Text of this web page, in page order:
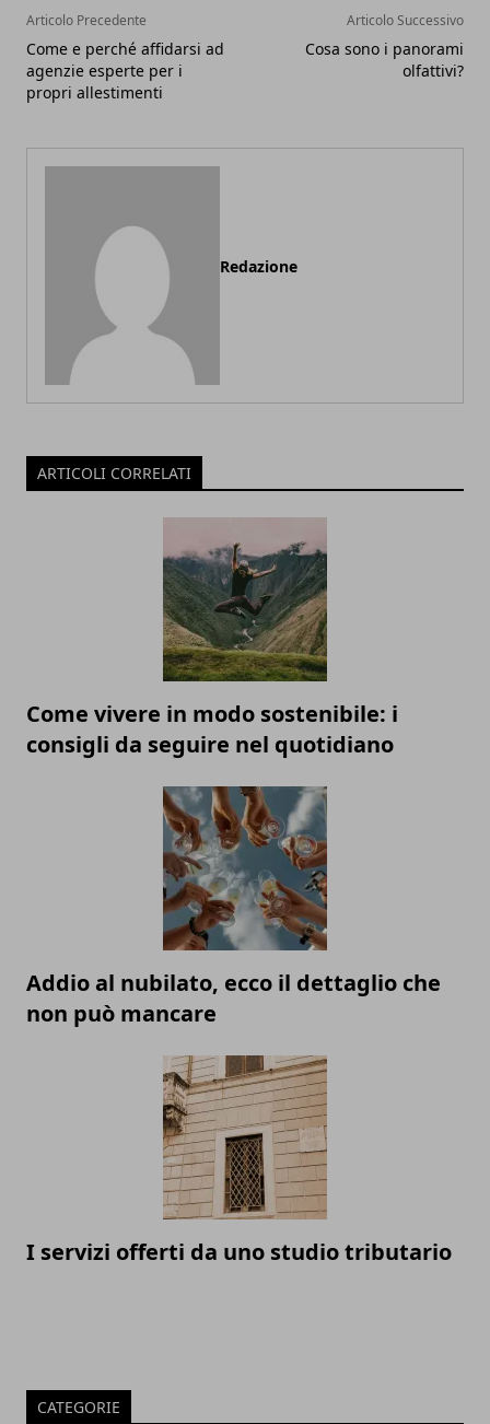
Articolo Precedente
Come e perché affidarsi ad
agenzie esperte per i
propri allestimenti
Articolo Successivo
Cosa sono i panorami
olfattivi?
Redazione
ARTICOLI CORRELATI
Come vivere in modo sostenibile: i
consigli da seguire nel quotidiano
Addio al nubilato, ecco il dettaglio che
non può mancare
I servizi offerti da uno studio tributario
CATEGORIE